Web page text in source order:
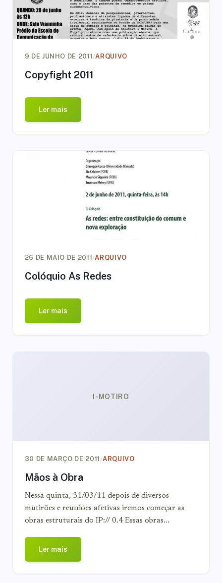
9 DE JUNHO DE 2011/ARQUIVO
Copyfight 2011
Ler mais
26 DE MAIO DE 2011/ARQUIVO
Colóquio As Redes
Ler mais
I-MOTIRO
30 DE MARÇO DE 2011 /ARQUIVO
Mãos à Obra
Nessa quinta, 31/03/11 depois de diversos
mutirões e reuniões afetivas iremos começar as
obras estruturais do IP:// 0.4 Essas obras...
Ler mais